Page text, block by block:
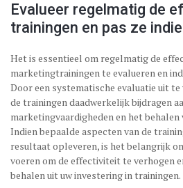
Evalueer regelmatig de
trainingen en pas ze
Het is essentieel om regelmatig de
marketingtrainingen te evalueren en
Door een systematische evaluatie uit
de trainingen daadwerkelijk bijdragen
marketingvaardigheden en het
Indien bepaalde aspecten van de
resultaat opleveren, is het belangrijk
voeren om de effectiviteit te verhogen
behalen uit uw investering in trainingen.